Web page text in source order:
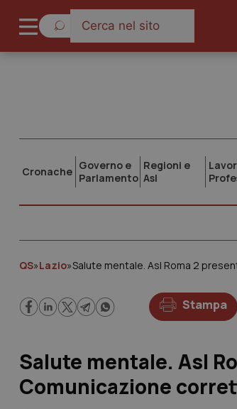
Cronache Governo e
Parlamento
Regioni e
Asl
QS»Lazio»Salute mentale. Asl Roma 2
Stampa
Salute mentale. Asl
Comunicazione